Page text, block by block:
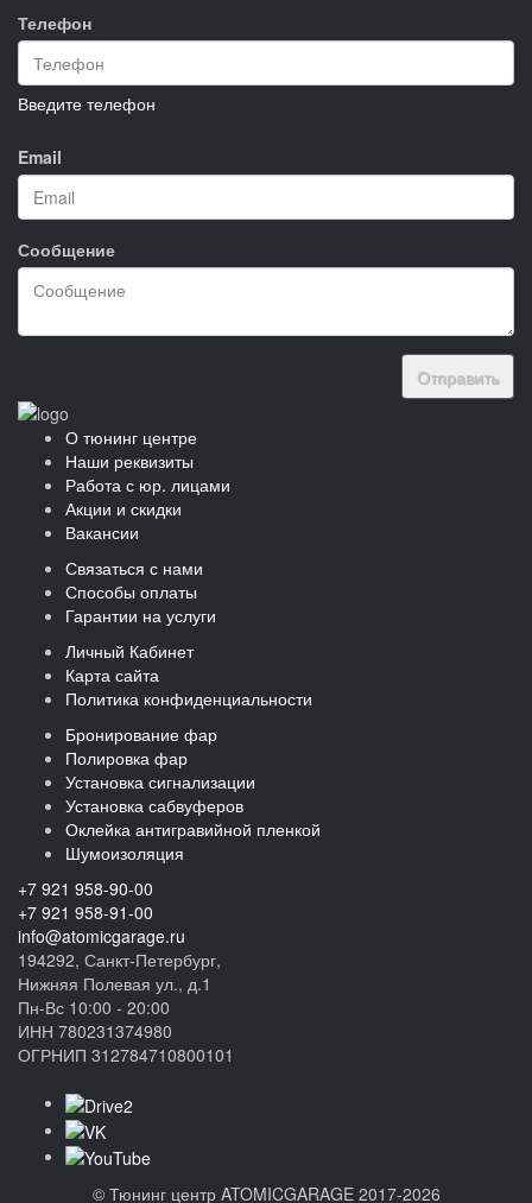
Телефон
Введите телефон
Email
Сообщение
Отправить
О тюнинг центре
Наши реквизиты
Работа с юр. лицами
Акции и скидки
Вакансии
Связаться с нами
Способы оплаты
Гарантии на услуги
Личный Кабинет
Карта сайта
Политика конфиденциальности
Бронирование фар
Полировка фар
Установка сигнализации
Установка сабвуферов
Оклейка антигравийной пленкой
Шумоизоляция
+7 921 958-90-00
+7 921 958-91-00
info@atomicgarage.ru
194292, Санкт-Петербург,
Нижняя Полевая ул., д.1
Пн-Вс 10:00 - 20:00
ИНН 780231374980
ОГРНИП 312784710800101
© Тюнинг центр ATOMICGARAGE 2017-2026